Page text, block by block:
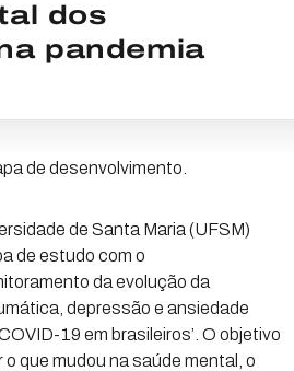
dos
pandemia
de desenvolvimento.
de Santa Maria (UFSM)
de estudo com o
da evolução da
depressão e ansiedade
19 em brasileiros’. O objetivo
que mudou na saúde mental, o